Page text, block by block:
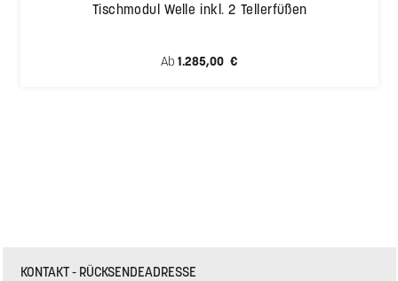
Tischmodul Welle inkl. 2 Tellerfüßen
Regulärer Preis:
Ab 1.285,00 €
KONTAKT - RÜCKSENDEADRESSE